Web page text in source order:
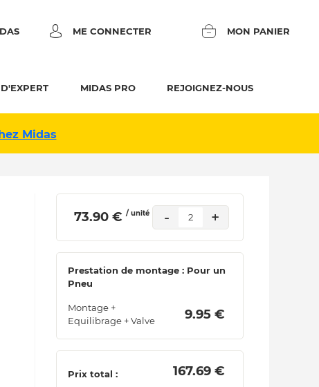
ME CONNECTER MON PANIER
MIDAS PRO REJOIGNEZ-NOUS
Midas
73.90 € / unité - 2 +
Prestation de montage : Pour un
Pneu
Montage +
Equilibrage + Valve
9.95 €
Prix total : 167.69 €